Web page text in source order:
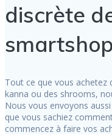
discrète
smartshop
Tout ce que vous achetez
kanna ou des shrooms,
Nous vous envoyons
que vous sachiez
commencez à faire vos